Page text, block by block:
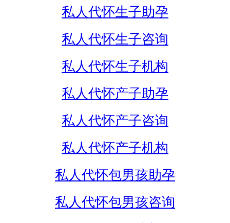
私人代怀生子助孕
私人代怀生子咨询
私人代怀生子机构
私人代怀产子助孕
私人代怀产子咨询
私人代怀产子机构
私人代怀包男孩助孕
私人代怀包男孩咨询